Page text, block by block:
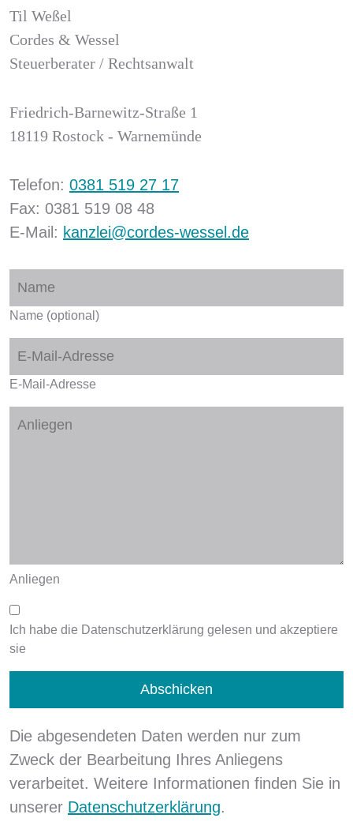
Til Weßel
Cordes & Wessel
Steuerberater / Rechtsanwalt
Friedrich-Barnewitz-Straße 1
18119 Rostock - Warnemünde
Telefon: 0381 519 27 17
Fax: 0381 519 08 48
E-Mail: kanzlei@cordes-wessel.de
Name (optional)
E-Mail-Adresse
Anliegen
Ich habe die Datenschutzerklärung gelesen und akzeptiere
sie
Die abgesendeten Daten werden nur zum
Zweck der Bearbeitung Ihres Anliegens
verarbeitet. Weitere Informationen finden Sie in
unserer Datenschutzerklärung.